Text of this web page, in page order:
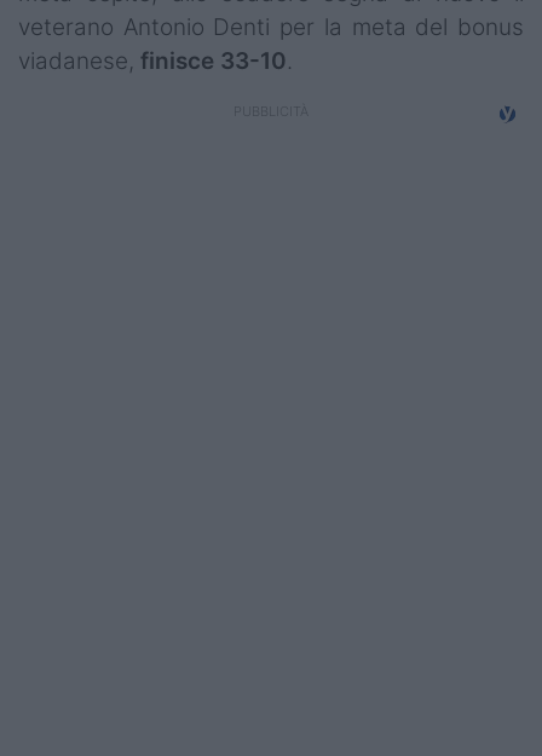
Serie B
Serie C
veterano Antonio Denti per la meta del bonus
viadanese, finisce 33-10.